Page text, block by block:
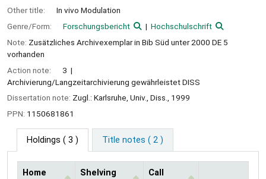
Other title:
In vivo Modulation
Genre/Form:
Forschungsbericht
Hochschulschrift
Note: Zusätzliches Archivexemplar in Bib Süd unter 2000 DE 5
vorhanden
Action note:
3
Archivierung/Langzeitarchivierung gewährleistet DISS
Dissertation note: Zugl.: Karlsruhe, Univ., Diss., 1999
PPN: 1150681861
Holdings ( 3 ) Title notes ( 2 )
Home
Shelving
Call